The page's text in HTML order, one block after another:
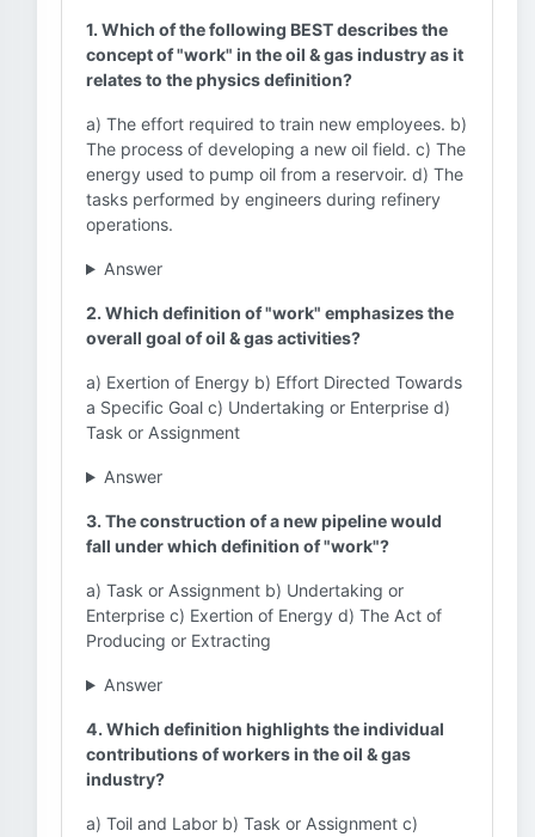
1. Which of the following BEST describes the
concept of "work" in the oil & gas industry as it
relates to the physics definition?
a) The effort required to train new employees. b)
The process of developing a new oil field. c) The
energy used to pump oil from a reservoir. d) The
tasks performed by engineers during refinery
operations.
Answer
2. Which definition of "work" emphasizes the
overall goal of oil & gas activities?
a) Exertion of Energy b) Effort Directed Towards
a Specific Goal c) Undertaking or Enterprise d)
Task or Assignment
Answer
3. The construction of a new pipeline would
fall under which definition of "work"?
a) Task or Assignment b) Undertaking or
Enterprise c) Exertion of Energy d) The Act of
Producing or Extracting
Answer
4. Which definition highlights the individual
contributions of workers in the oil & gas
industry?
a) Toil and Labor b) Task or Assignment c)